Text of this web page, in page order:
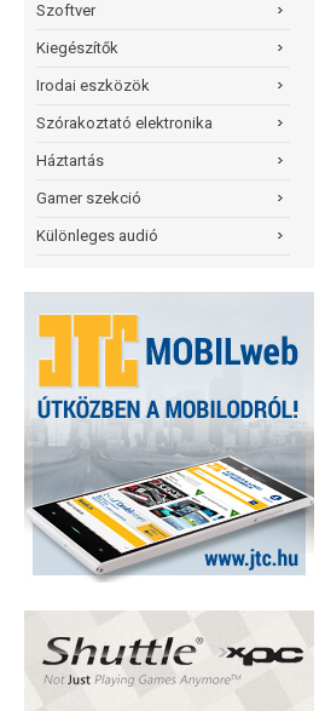
Szoftver
Kiegészítők
Irodai eszközök
Szórakoztató elektronika
Háztartás
Gamer szekció
Különleges audió